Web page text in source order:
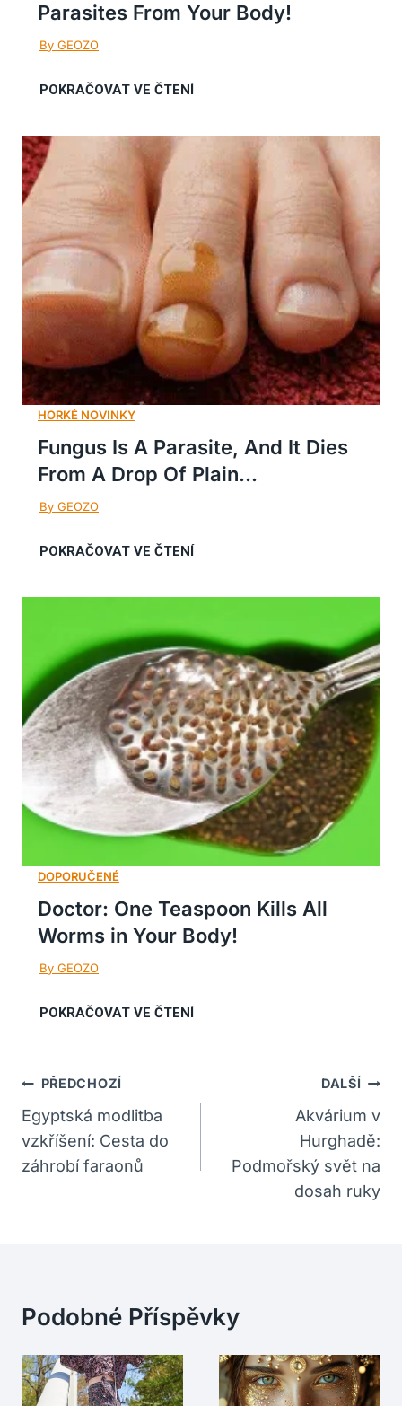
Parasites From Your Body!
Fungus Is A Parasite, And It Dies
From A Drop Of Plain...
Doctor: One Teaspoon Kills All
Worms in Your Body!
Navigace
Pro
Příspěvek
PŘEDCHOZÍ
Egyptská modlitba
vzkříšení: Cesta do
záhrobí faraonů
DALŠÍ
Akvárium v
Hurghadě:
Podmořský svět na
dosah ruky
Podobné Příspěvky